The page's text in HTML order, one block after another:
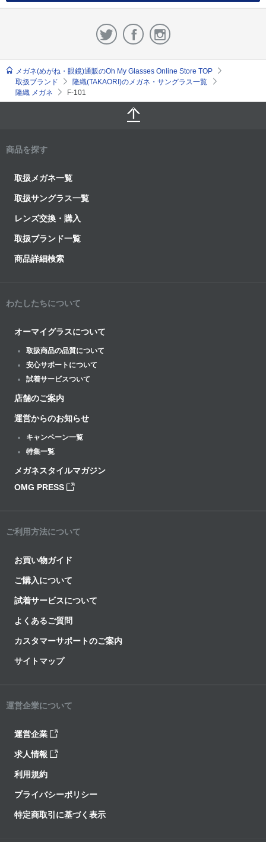
メガネ(めがね・眼鏡)通販のOh My Glasses Online Store TOP
取扱ブランド
隆織(TAKAORI)のメガネ・サングラス一覧
隆織 メガネ
F-101
商品を探す
取扱メガネ一覧
取扱サングラス一覧
レンズ交換・購入
取扱ブランド一覧
商品詳細検索
わたしたちについて
オーマイグラスについて
取扱商品の品質について
安心サポートについて
試着サービスついて
店舗のご案内
運営からのお知らせ
キャンペーン一覧
特集一覧
メガネスタイルマガジン
OMG PRESS
ご利用方法について
お買い物ガイド
ご購入について
試着サービスについて
よくあるご質問
カスタマーサポートのご案内
サイトマップ
運営企業について
運営企業
求人情報
利用規約
プライバシーポリシー
特定商取引に基づく表示